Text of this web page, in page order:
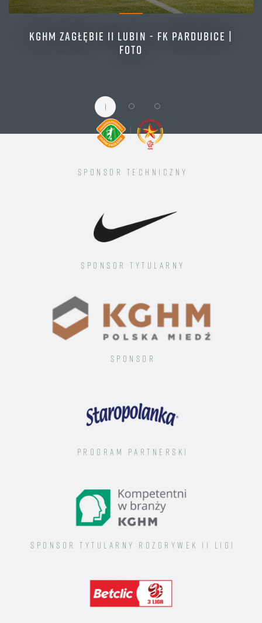
KGHM ZAGŁĘBIE II LUBIN - FK PARDUBICE |
FOTO
1
Sponsor techniczny
Sponsor tytularny
Sponsor
Program Partnerski
Sponsor tytularny rozgrywek II ligi